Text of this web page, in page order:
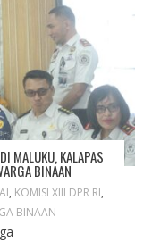
MALUKU, KALAPAS
BINAAN
, KOMISI XIII DPR RI,
BINAAN